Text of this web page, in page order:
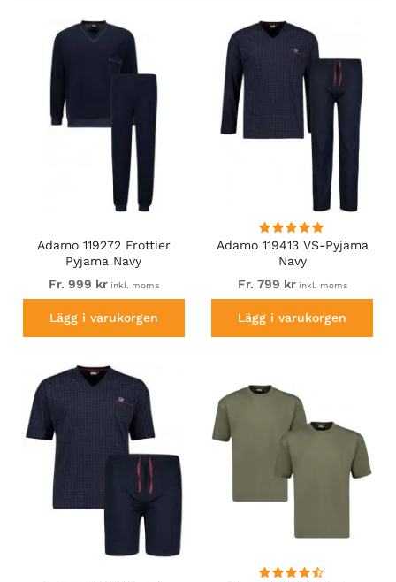
Adamo 119272 Frottier
Pyjama Navy
Fr. 999 krinkl. moms
Lägg i varukorgen
Adamo 119413 VS-Pyjama
Navy
Fr. 799 krinkl. moms
Lägg i varukorgen